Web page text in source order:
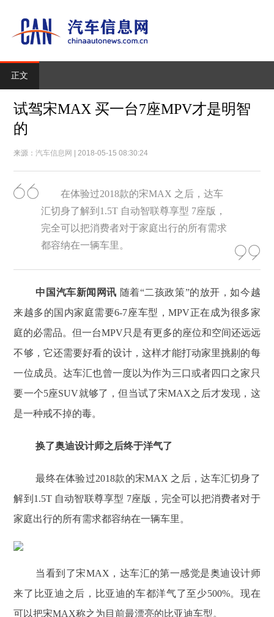
正文
试驾宋MAX 买一台7座MPV才是明智
的
来源：汽车信息网 | 2018-05-15 08:30:24
在体验过2018款的宋MAX 之后，达车
汇切身了解到1.5T 自动智联尊享型 7座版，
完全可以把消费者对于家庭出行的所有需求
都容纳在一辆车里。
中国汽车新闻网讯 随着“二孩政策”的放开，如今越
来越多的国内家庭需要6-7座车型，MPV正在成为很多家
庭的必需品。但一台MPV只是有更多的座位和空间还远远
不够，它还需要好看的设计，这样才能打动家里挑剔的每
一位成员。达车汇也曾一度以为作为三口或者四口之家只
要一个5座SUV就够了，但当试了宋MAX之后才发现，这
是一种戒不掉的毒。
换了奥迪设计师之后终于洋气了
最终在体验过2018款的宋MAX 之后，达车汇切身了
解到1.5T 自动智联尊享型 7座版，完全可以把消费者对于
家庭出行的所有需求都容纳在一辆车里。
当看到了宋MAX，达车汇的第一感觉是奥迪设计师
来了比亚迪之后，比亚迪的车都洋气了至少500%。现在
可以把宋MAX称之为目前最漂亮的比亚迪车型。